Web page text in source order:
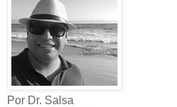
Por Dr. Salsa